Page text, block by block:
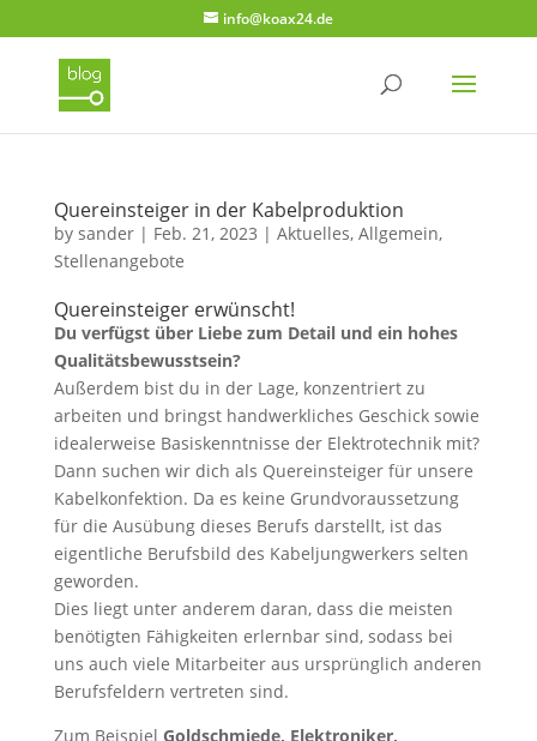
info@koax24.de
Quereinsteiger in der Kabelproduktion
by sander| Feb. 21, 2023 | Aktuelles, Allgemein,
Stellenangebote
Quereinsteiger erwünscht!
Du verfügst über Liebe zum Detail und ein hohes
Qualitätsbewusstsein?
Außerdem bist du in der Lage, konzentriert zu
arbeiten und bringst handwerkliches Geschick sowie
idealerweise Basiskenntnisse der Elektrotechnik mit?
Dann suchen wir dich als Quereinsteiger für unsere
Kabelkonfektion. Da es keine Grundvoraussetzung
für die Ausübung dieses Berufs darstellt, ist das
eigentliche Berufsbild des Kabeljungwerkers selten
geworden.
Dies liegt unter anderem daran, dass die meisten
benötigten Fähigkeiten erlernbar sind, sodass bei
uns auch viele Mitarbeiter aus ursprünglich anderen
Berufsfeldern vertreten sind.
Zum Beispiel Goldschmiede, Elektroniker,